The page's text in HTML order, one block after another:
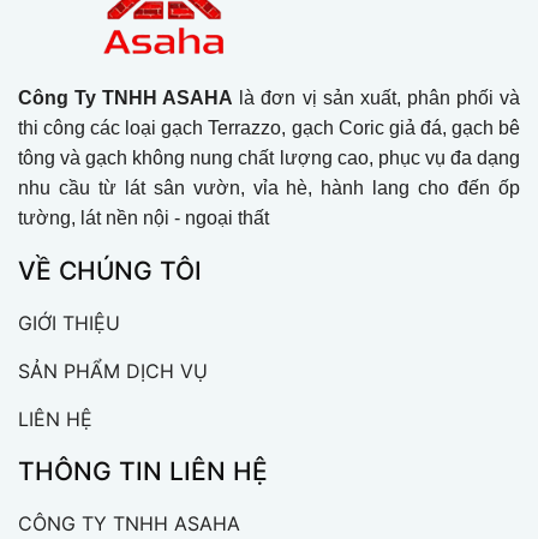
Công Ty TNHH ASAHA là đơn vị sản xuất, phân phối và
thi công các loại gạch Terrazzo, gạch Coric giả đá, gạch bê
tông và gạch không nung chất lượng cao, phục vụ đa dạng
nhu cầu từ lát sân vườn, vỉa hè, hành lang cho đến ốp
tường, lát nền nội - ngoại thất
VỀ CHÚNG TÔI
GIỚI THIỆU
SẢN PHẨM DỊCH VỤ
LIÊN HỆ
THÔNG TIN LIÊN HỆ
CÔNG TY TNHH ASAHA